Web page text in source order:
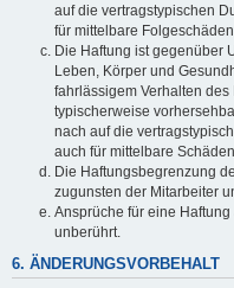
auf die vertragstypischen
für mittelbare
Die Haftung ist gegenüber
Leben, Körper und
fahrlässigem Verhalten
typischerweise
nach auf die
auch für mittelbare
Die Haftungsbegrenzung
zugunsten der Mitarbeiter
Ansprüche für eine
unberührt.
6. ÄNDERUNGSVORBEHALT